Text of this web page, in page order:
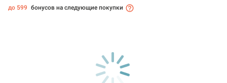
до 599 бонусов на следующие покупки